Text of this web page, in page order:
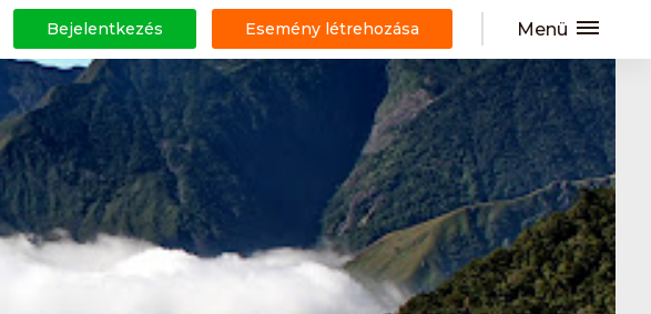
Bejelentkezés Esemény létrehozása Menü